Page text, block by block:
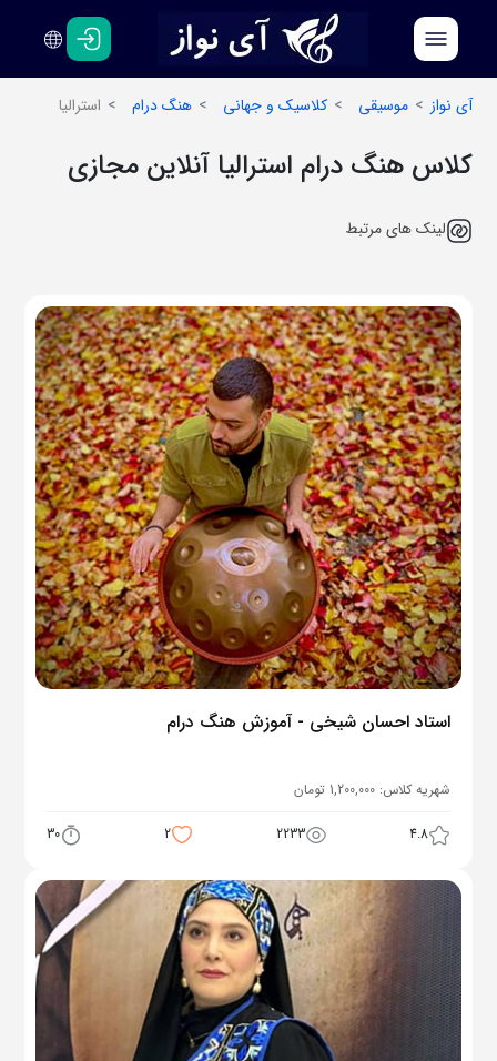
فارسی
انگلیسی
آی نواز
موسیقی کلاسیک و جهانی هنگ درام استرالیا
کلاس هنگ درام استرالیا آنلاین مجازی
لینک های مرتبط
استاد احسان شیخی - آموزش هنگ درام
شهریه کلاس: 1,200,000 تومان
4.8
2233
2
30